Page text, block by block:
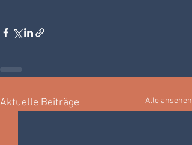
Aktuelle Beiträge Alle ansehen